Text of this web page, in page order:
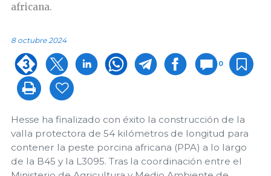
africana.
8 octubre 2024
0
Hesse ha finalizado con éxito la construcción de la
valla protectora de 54 kilómetros de longitud para
contener la peste porcina africana (PPA) a lo largo
de la B45 y la L3095. Tras la coordinación entre el